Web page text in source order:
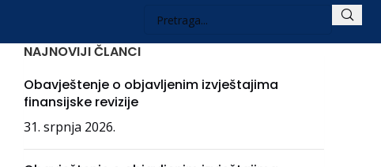
NAJNOVIJI ČLANCI
Obavještenje o objavljenim izvještajima
finansijske revizije
31. srpnja 2026.